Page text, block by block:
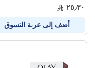
80%
٢٥٫٣٠
أضف إلى عربة التسوق